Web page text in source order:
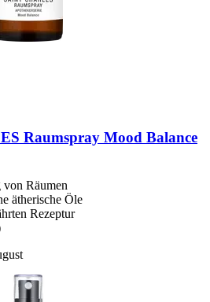
Raumspray Mood Balance
Räumen
ätherische Öle
Rezeptur